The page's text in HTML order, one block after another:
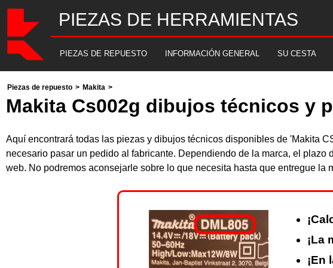
PIEZAS DE HERRAMIENTAS
PIEZAS DE REPUESTO INFORMACIÓN GENERAL SU CESTA
Piezas de repuesto > Makita >
Makita Cs002g dibujos técnicos y
Aquí encontrará todas las piezas y dibujos técnicos disponibles de 'Makita
necesario pasar un pedido al fabricante. Dependiendo de la marca, el
web. No podremos aconsejarle sobre lo que necesita hasta que entregue
¡La
¡En